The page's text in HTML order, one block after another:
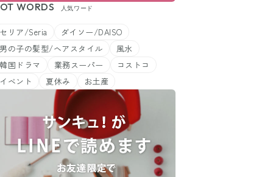
WORDS 人気ワード
セリア/Seria
ダイソー/DAISO
男の子の髪型/ヘアスタイル
風水
韓国ドラマ
業務スーパー
コストコ
イベント
夏休み お土産